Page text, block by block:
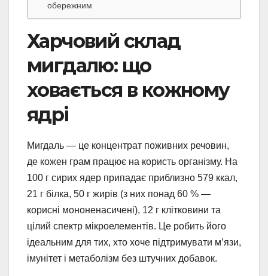
обережним
Харчовий склад
мигдалю: що
ховається в кожному
ядрі
Мигдаль — це концентрат поживних речовин,
де кожен грам працює на користь організму. На
100 г сирих ядер припадає приблизно 579 ккал,
21 г білка, 50 г жирів (з них понад 60 % —
корисні мононенасичені), 12 г клітковини та
цілий спектр мікроелементів. Це робить його
ідеальним для тих, хто хоче підтримувати м’язи,
імунітет і метаболізм без штучних добавок.